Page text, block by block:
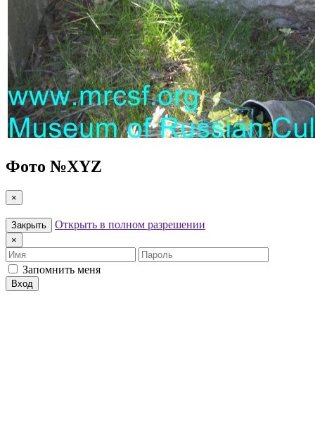
Фото №XYZ
×
Закрыть Открыть в полном разрешении
×
Имя
Пароль
Запомнить меня
Вход